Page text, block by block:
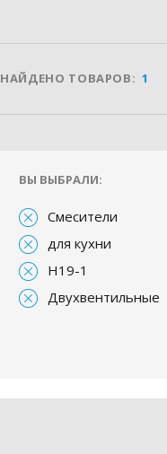
НАЙДЕНО ТОВАРОВ: 1
ВЫ ВЫБРАЛИ:
Смесители
для кухни
H19-1
Двухвентильные